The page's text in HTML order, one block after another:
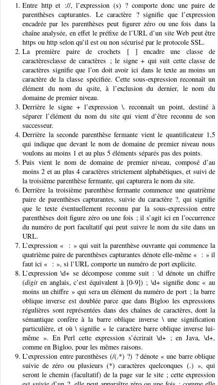
Entre http et ://, l’expression (s) ? comporte donc une paire de
parenthèses capturantes. Le caractère ? signifie que l’expression
encadrée par les parenthèses peut figurer zéro ou une fois dans la
chaîne analysée, en effet le préfixe de l’URL d’un site Web peut être
https ou http selon qu’il est ou non sécurisé par le protocole SSL.
La première paire de crochets [ ] encadre une classe de
caractèresclasse de caractères ; le signe + qui suit cette classe de
caractères signifie que l’on doit avoir ici dans le texte au moins un
caractère de la classe spécifiée. Cette sous-expression reconnaît un
élément du nom du qsite, à l’exclusion du dernier, le nom du
domaine de premier niveau.
Derrière le signe + l’expression \. reconnaît un point, destiné à
séparer l’élément du nom du site qui vient d’être reconnu de son
successeur.
Derrière la seconde parenthèse fermante vient le quantificateur 1,5
qui indique que devant le nom de domaine de premier niveau nous
voulons au moins 1 et au plus 5 éléments séparés pas des points.
Puis vient le nom de domaine de premier niveau, composé d’au
moins 2 et au plus 4 caractères strictement alphabétiques, et suivi de
la troisième parenthèse fermante, qui capturera le nom du site.
Derrière la troisième parenthèse fermante commence une quatrième
paire de parenthèses capturantes, suivie du caractère ?, qui signifie
que le texte éventuellement reconnu par la sous-expression entre
parenthèses doit figure zéro ou une fois ; il s’agit ici en l’occurrence
du numéro de port facultatif qui peut suivre le nom du site dans un
URL.
L’expression « : » qui suit la parenthèse ouvrante qui commence la
quatrième paire de parenthèses capturantes dénote elle-même « : » il
faut ici « : », si l’URL comporte un numéro de port explicite.
L’expression \d+ se décompose comme suit : \d dénote un chiffre
(digiten anglais, c’est équivalent à [0-9]) ; \d+ signifie donc « au
moins un chiffre » qui sera un élément du numéro de port ; la barre
oblique inverse est doublée parce que dans Bigloo les expressions
régulières sont représentées dans des chaînes de caractères, dont la
sémantique confère à la barre oblique inverse \ une signification
particulière, et où \ signifie « le caractère barre oblique inverse lui-
même ». En Perl cette expression s’écrirait \d+ ; en Java, \d+,
comme en Bigloo, pour les mêmes raisons.
L’expression entre parenthèses (/(.*) ?) ? dénote « une barre oblique
suivie de zéro ou plusieurs (*) caractères quelconques (.) », qui
seront le chemin (facultatif) de la page sur le site ; cette expression